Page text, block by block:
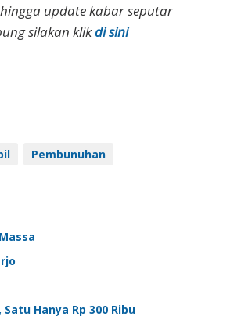
update kabar seputar
silakan klikdi sini
Pembunuhan
Hanya Rp 300 Ribu